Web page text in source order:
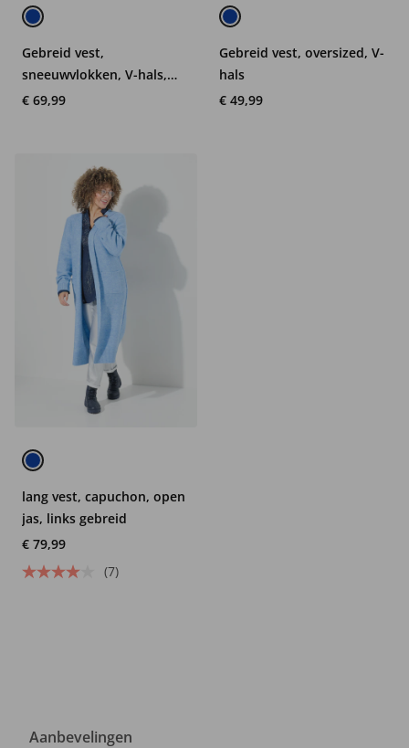
Gebreid vest,
sneeuwvlokken, V-hals,
biologisch katoen
€ 69,99
Gebreid vest, oversized, V-
hals
€ 49,99
lang vest, capuchon, open
jas, links gebreid
€ 79,99
(7)
Aanbevelingen